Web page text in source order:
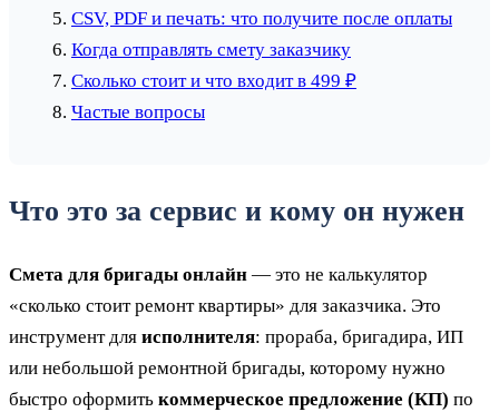
CSV, PDF и печать: что получите после оплаты
Когда отправлять смету заказчику
Сколько стоит и что входит в 499 ₽
Частые вопросы
Что это за сервис и кому он нужен
Смета для бригады онлайн — это не калькулятор
«сколько стоит ремонт квартиры» для заказчика. Это
инструмент для исполнителя: прораба, бригадира, ИП
или небольшой ремонтной бригады, которому нужно
быстро оформить коммерческое предложение (КП) по